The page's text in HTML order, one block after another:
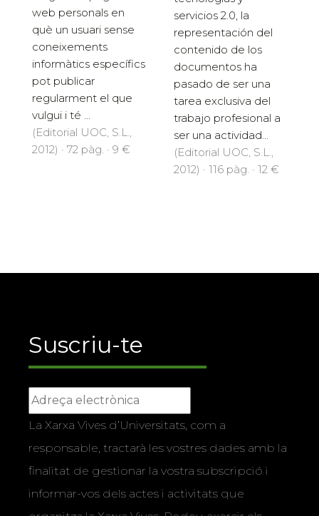
web personals en
què un usuari sense
coneixements
informàtics específics
pot publicar
regularment el que
vulgui i té ...
(Editorial UOC, S.L.,
2012) · 72 pàg. · 9 €
servicios 2.0, la
representación del
contenido de los
documentos ha
pasado de ser una
tarea exclusiva del
trabajo profesional a
ser una actividad...
(Editorial UOC, S.L.,
2012) · 116 pàg. · 12 €
Suscriu-te
La Xarxa Vives d’Universitats, com a
responsable, tractarà les vostres dades amb la
finalitat de gestionar la vostra subscripció i
informar-vos dels actes i activitats que